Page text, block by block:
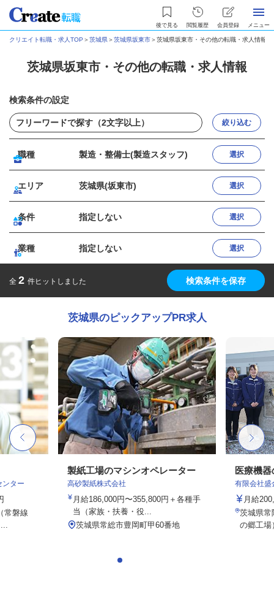
後で見る 閲覧履歴 会員登録 メニュー
クリエイト転職・求人TOP ＞茨城県＞茨城県坂東市＞茨城県坂東市・その他の転職・求人情報
茨城県坂東市・その他の転職・求人情報
検索条件の設定
絞り込む
職種 製造・整備士(製造スタッフ) 選択
エリア 茨城県(坂東市) 選択
条件 指定しない 選択
業種 指定しない 選択
全 2 件ヒットしました 検索条件を保存
茨城県のピックアップPR求人
ター
常磐線
製紙工場のマシンオペレーター
高砂製紙株式会社
月給186,000円〜355,800円＋各種手
当（家族・扶養・役...
茨城県常総市豊岡町甲60番地
医療機
有限会社盛
月給
茨城県常
の郷工